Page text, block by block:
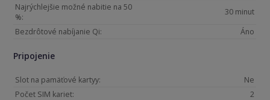
Najrýchlejšie možné nabitie na 50
%:
30 minut
Bezdrôtové nabíjanie Qi:
Áno
Pripojenie
Slot na pamäťové kartyy:
Ne
Počet SIM kariet:
2